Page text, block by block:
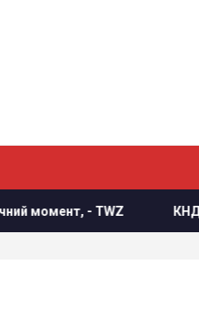
КНДР перекинула до